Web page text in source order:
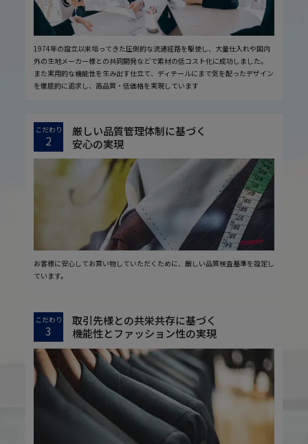
1974年の設立以来培ってきた圧倒的な流通経路を駆使し、大量仕入れや国内
外の生地メーカー様との共同開発などで素材の低コスト化に成功しました。
また実用的な機能性を生み出す仕立て、ディテールにまで気を配ったデザイン
を徹底的に追求し、高品質・低価格を実現しています
こだわり
2
厳しい品質管理体制に基づく
安心の実現
お客様に安心してお買い物していただくために、厳しい品質検査基準を設定し
ています。
こだわり
3
取引先様との共栄共存に基づく
機能性とファッション性の実現